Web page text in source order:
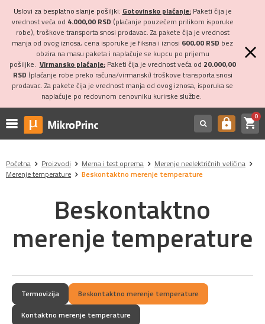
Uslovi za besplatno slanje pošiljki: Gotovinsko plaćanje:Paketi čija je
vrednost veća od 4.000,00 RSD (plaćanje pouzećem prilikom isporuke
robe), troškove transporta snosi prodavac. Za pakete čija je vrednost
manja od ovog iznosa, cena isporuke je fiksna i iznosi 600,00 RSD bez
obzira na masu paketa i naplaćuje se kupcu po prijemu
pošiljke. Virmansko plaćanje:Paketi čija je vrednost veća od 20.000,00
RSD (plaćanje robe preko računa/virmanski) troškove transporta snosi
prodavac. Za pakete čija je vrednost manja od ovog iznosa, isporuka se
naplaćuje po redovnom cenovniku kurirske službe.
https shopping_cart0
Početna Proizvodi Merna i test oprema
Merenje neelektričnih veličina
Merenje temperature
Beskontaktno merenje temperature
Beskontaktno
merenje temperature
Termovizija
Beskontaktno merenje temperature
Kontaktno merenje temperature